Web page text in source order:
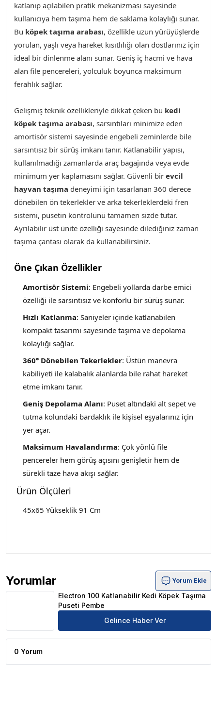
katlanıp açılabilen pratik mekanizması sayesinde
kullanıcıya hem taşıma hem de saklama kolaylığı sunar.
Bu köpek taşıma arabası, özellikle uzun yürüyüşlerde
yorulan, yaşlı veya hareket kısıtlılığı olan dostlarınız için
ideal bir dinlenme alanı sunar. Geniş iç hacmi ve hava
alan file pencereleri, yolculuk boyunca maksimum
ferahlık sağlar.
Gelişmiş teknik özellikleriyle dikkat çeken bu kedi
köpek taşıma arabası, sarsıntıları minimize eden
amortisör sistemi sayesinde engebeli zeminlerde bile
sarsıntısız bir sürüş imkanı tanır. Katlanabilir yapısı,
kullanılmadığı zamanlarda araç bagajında veya evde
minimum yer kaplamasını sağlar. Güvenli bir evcil
hayvan taşıma deneyimi için tasarlanan 360 derece
dönebilen ön tekerlekler ve arka tekerleklerdeki fren
sistemi, pusetin kontrolünü tamamen sizde tutar.
Ayrılabilir üst ünite özelliği sayesinde dilediğiniz zaman
taşıma çantası olarak da kullanabilirsiniz.
Öne Çıkan Özellikler
Amortisör Sistemi: Engebeli yollarda darbe emici
özelliği ile sarsıntısız ve konforlu bir sürüş sunar.
Hızlı Katlanma: Saniyeler içinde katlanabilen
kompakt tasarımı sayesinde taşıma ve depolama
kolaylığı sağlar.
360° Dönebilen Tekerlekler: Üstün manevra
kabiliyeti ile kalabalık alanlarda bile rahat hareket
etme imkanı tanır.
Geniş Depolama Alanı: Puset altındaki alt sepet ve
tutma kolundaki bardaklık ile kişisel eşyalarınız için
yer açar.
Maksimum Havalandırma: Çok yönlü file
pencereler hem görüş açısını genişletir hem de
sürekli taze hava akışı sağlar.
Ürün Ölçüleri
45x65 Yükseklik 91 Cm
Yorumlar
Electron 100 Katlanabilir Kedi Köpek Taşıma Puseti
Yorum Ekle
Electron 100 Katlanabilir Kedi Köpek Taşıma
Puseti Pembe
Gelince Haber Ver
0 Yorum